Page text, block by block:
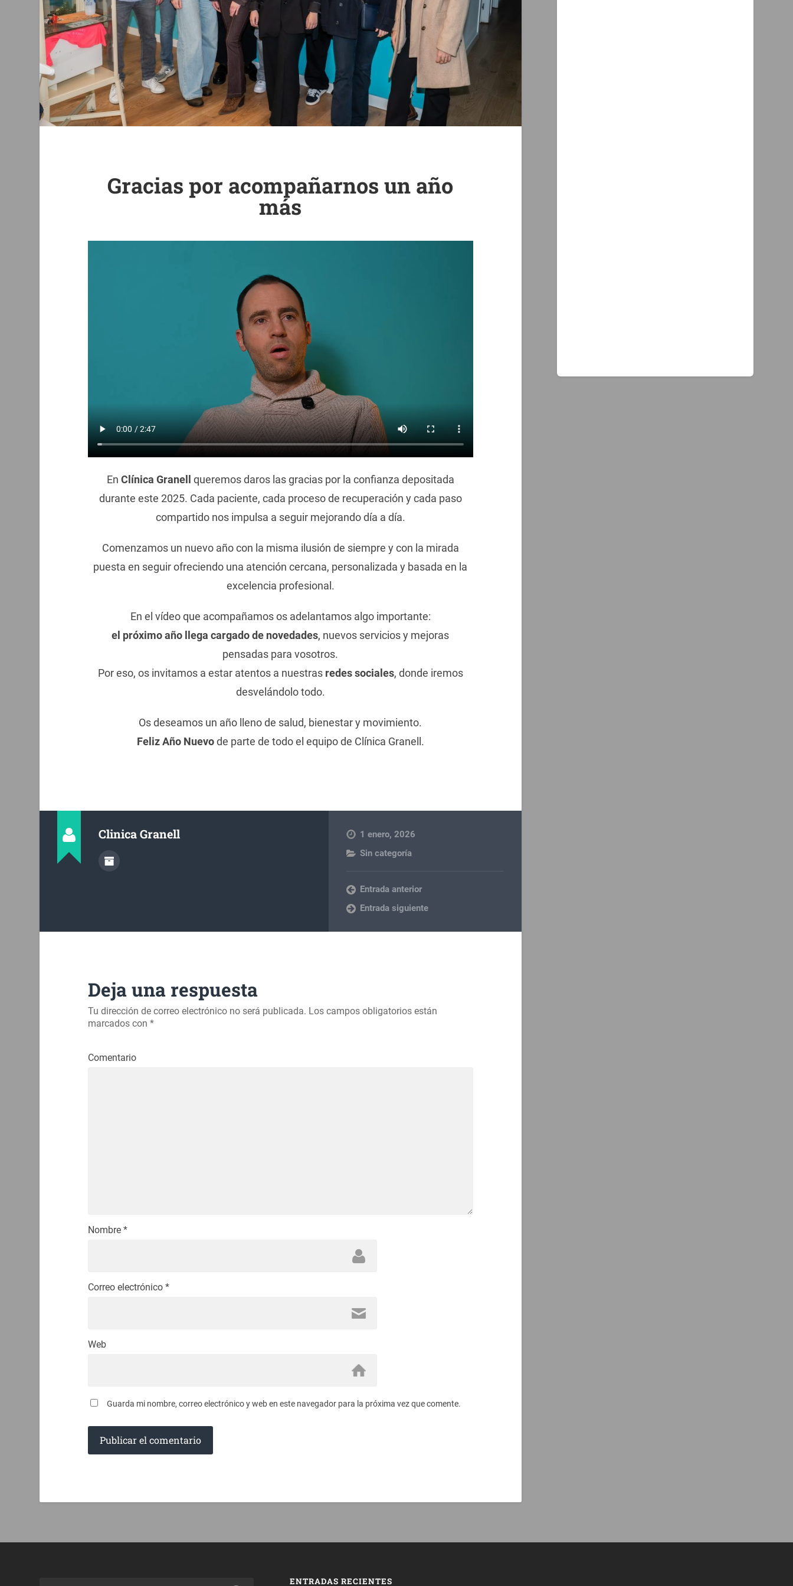
Gracias por acompañarnos un año
más
En Clínica Granell
queremos daros las gracias por la confianza depositada
durante este 2025. Cada paciente, cada proceso de recuperación y cada paso
compartido nos impulsa a seguir mejorando día a día.
Comenzamos un nuevo año con la misma ilusión de siempre y con la mirada
puesta en seguir ofreciendo una atención cercana, personalizada y basada en la
excelencia profesional.
En el vídeo que acompañamos os adelantamos algo importante:
el próximo año llega cargado de novedades, nuevos servicios y mejoras
pensadas para vosotros.
Por eso, os invitamos a estar atentos a nuestras redes sociales, donde iremos
desvelándolo todo.
Os deseamos un año lleno de salud, bienestar y movimiento.
Feliz Año Nuevode parte de todo el equipo de Clínica Granell.
Clinica Granell
1 enero, 2026
Sin categoría
Entrada anterior
Entrada siguiente
Deja una respuesta
Tu dirección de correo electrónico no será publicada. Los campos obligatorios están
marcados con *
Comentario
Nombre *
Correo electrónico *
Web
Guarda mi nombre, correo electrónico y web en este navegador para la próxima vez que comente.
ENTRADAS RECIENTES